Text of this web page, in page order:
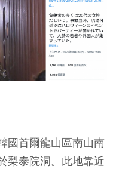
國首爾龍山區南山南
梨泰院洞。此地靠近